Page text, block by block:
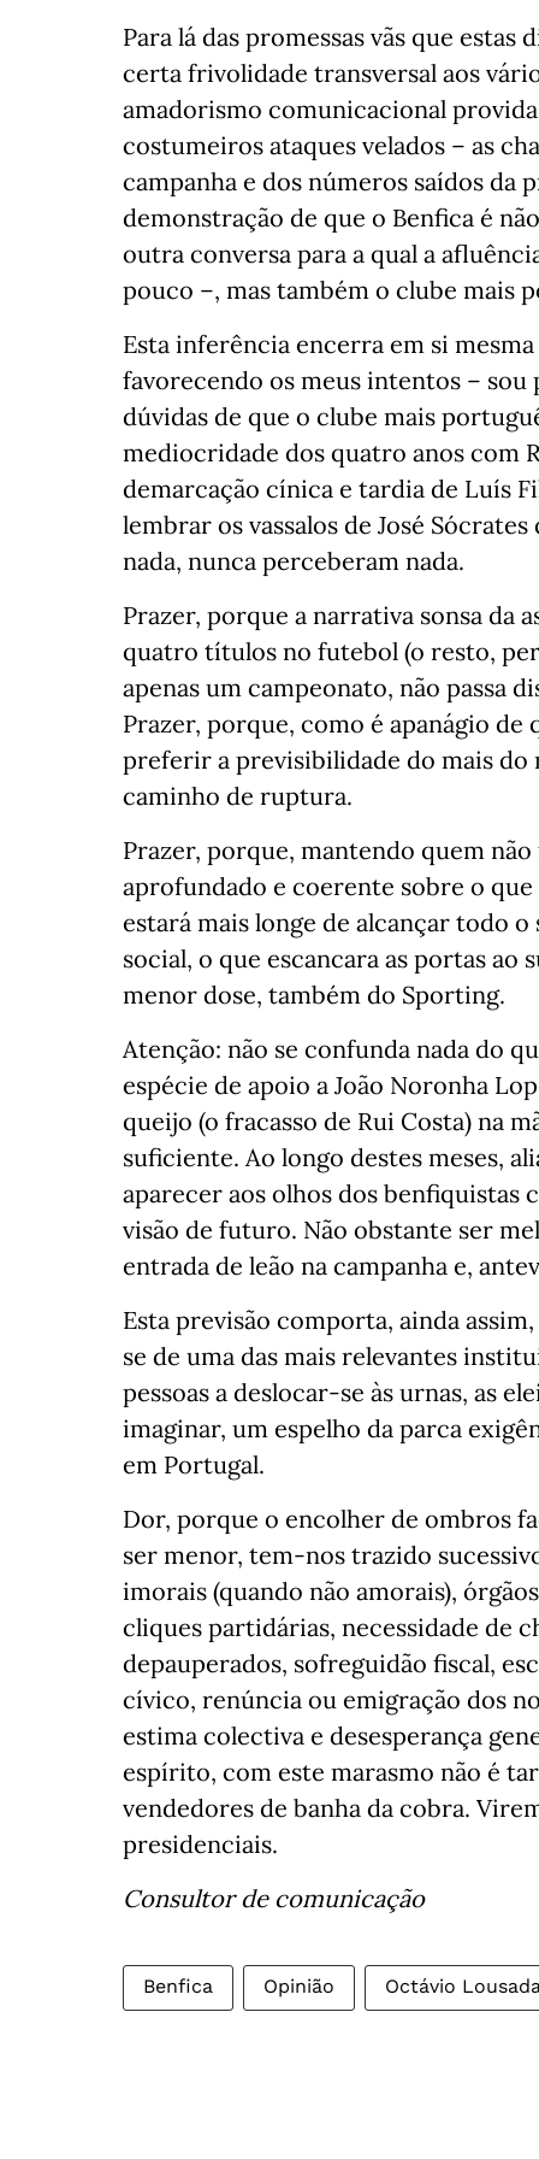
Para lá das promessas vãs que
certa frivolidade transversal aos
amadorismo comunicacional
costumeiros ataques velados – as
campanha e dos números saídos da
demonstração de que o Benfica é
outra conversa para a qual a
pouco –, mas também o clube mais
Esta inferência encerra em si
favorecendo os meus intentos –
dúvidas de que o clube mais
mediocridade dos quatro anos com
demarcação cínica e tardia de Luís
lembrar os vassalos de José
nada, nunca perceberam nada.
Prazer, porque a narrativa sonsa da
quatro títulos no futebol (o resto,
apenas um campeonato, não passa
Prazer, porque, como é apanágio de
preferir a previsibilidade do mais
caminho de ruptura.
Prazer, porque, mantendo quem
aprofundado e coerente sobre o
estará mais longe de alcançar todo
social, o que escancara as portas ao
menor dose, também do Sporting.
Atenção: não se confunda nada do
espécie de apoio a João Noronha
queijo (o fracasso de Rui Costa) na
suficiente. Ao longo destes meses,
aparecer aos olhos dos benfiquistas
visão de futuro. Não obstante ser
entrada de leão na campanha e,
Esta previsão comporta, ainda
se de uma das mais relevantes
pessoas a deslocar-se às urnas, as
imaginar, um espelho da parca
em Portugal.
Dor, porque o encolher de ombros
ser menor, tem-nos trazido
imorais (quando não amorais),
cliques partidárias, necessidade de
depauperados, sofreguidão fiscal,
cívico, renúncia ou emigração dos
estima colectiva e desesperança
espírito, com este marasmo não é
vendedores de banha da cobra.
presidenciais.
Consultor de comunicação
Benfica Opinião Octávio